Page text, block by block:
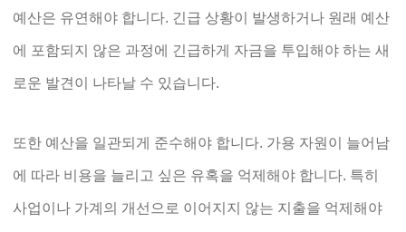
예산은 유연해야 합니다. 긴급 상황이 발생하거나 원래 예산
에 포함되지 않은 과정에 긴급하게 자금을 투입해야 하는 새
로운 발견이 나타날 수 있습니다.
또한 예산을 일관되게 준수해야 합니다. 가용 자원이 늘어남
에 따라 비용을 늘리고 싶은 유혹을 억제해야 합니다. 특히
사업이나 가계의 개선으로 이어지지 않는 지출을 억제해야